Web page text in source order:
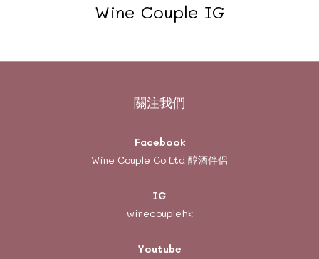
Wine Couple IG
關注我們
Facebook
Wine Couple Co Ltd 醇酒伴侶
IG
winecouplehk
Youtube